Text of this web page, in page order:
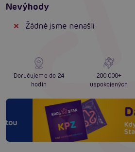
Nevýhody
Žádné jsme nenašli
Doručujeme do 24
hodin
200 000+
uspokojených